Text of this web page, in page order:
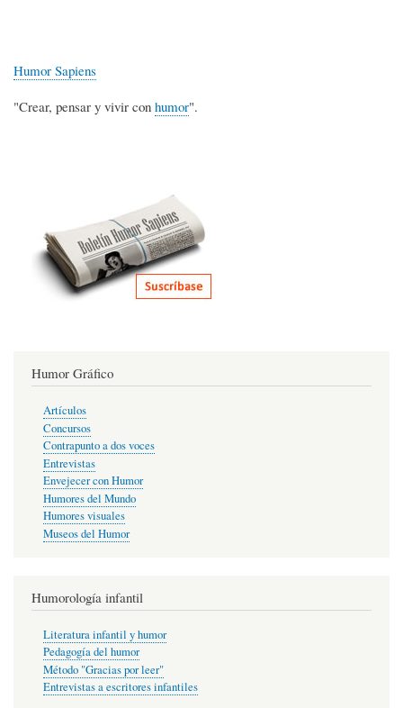
Humor Sapiens
"Crear, pensar y vivir con humor".
Humor Gráfico
Artículos
Concursos
Contrapunto a dos voces
Entrevistas
Envejecer con Humor
Humores del Mundo
Humores visuales
Museos del Humor
Humorología infantil
Literatura infantil y humor
Pedagogía del humor
Método "Gracias por leer"
Entrevistas a escritores infantiles